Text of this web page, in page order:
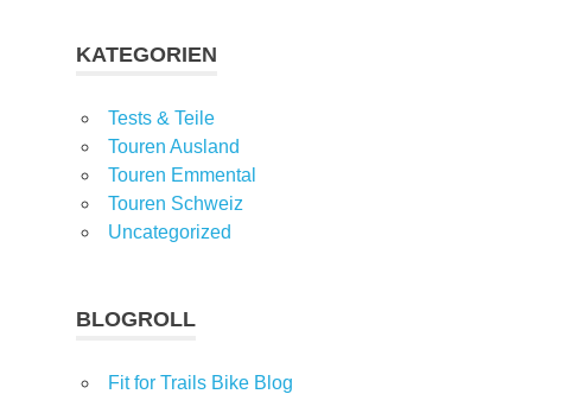
KATEGORIEN
Tests & Teile
Touren Ausland
Touren Emmental
Touren Schweiz
Uncategorized
BLOGROLL
Fit for Trails Bike Blog